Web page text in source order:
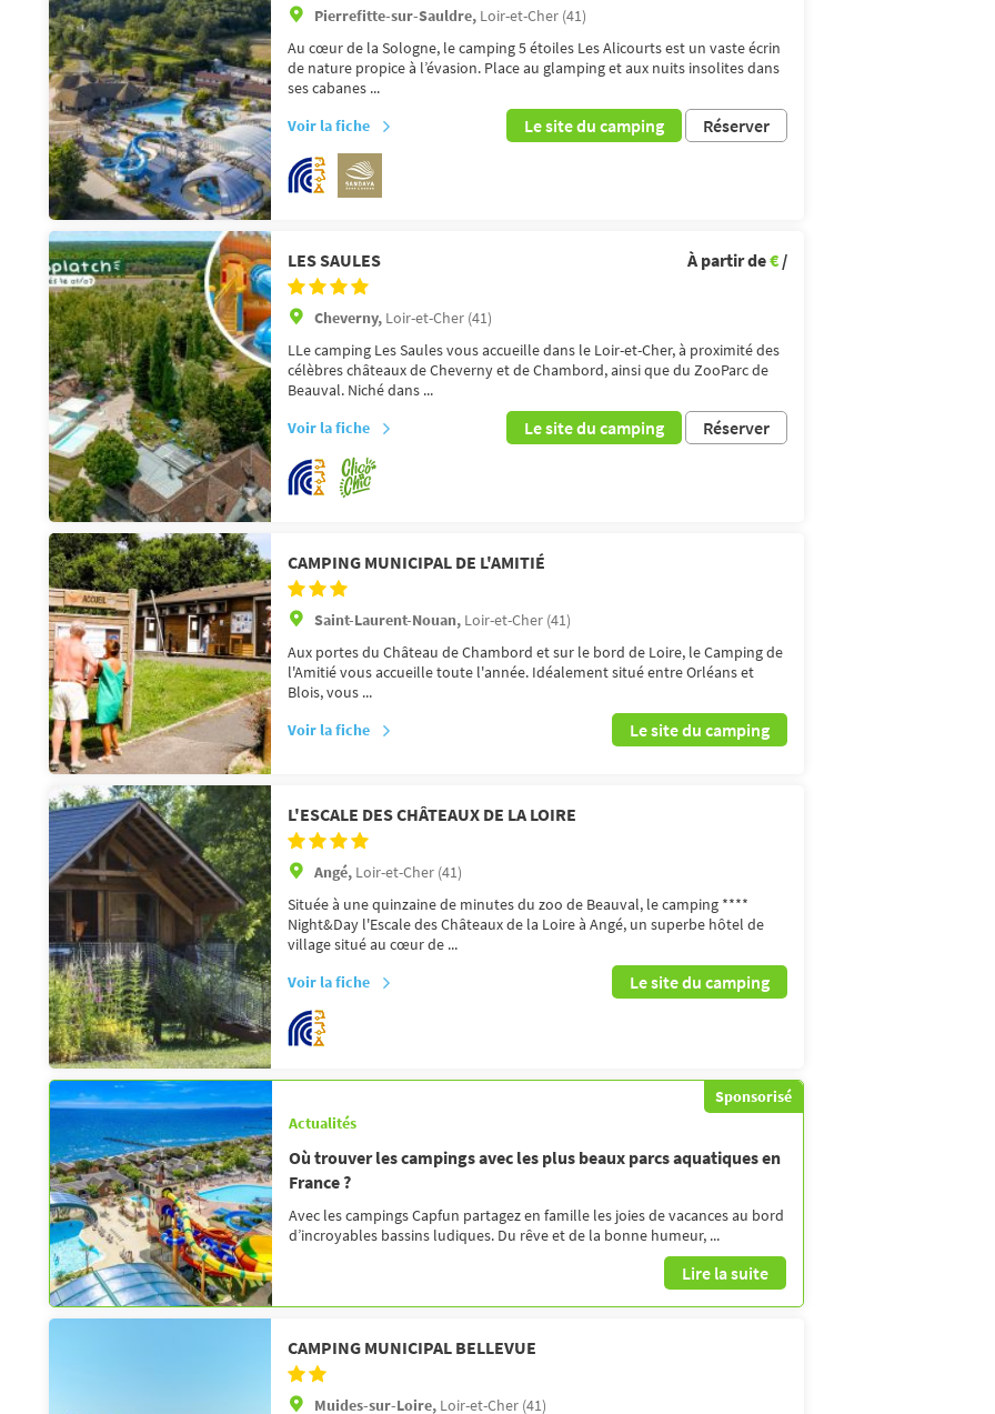
Pierrefitte-sur-Sauldre, Loir-et-Cher (41)
Au cœur de la Sologne, le camping 5 étoiles Les Alicourts est un vaste écrin
de nature propice à l’évasion. Place au glamping et aux nuits insolites dans
ses cabanes ...
Voir la fiche
Le site du camping Réserver
À partir de€ /
LES SAULES
Cheverny, Loir-et-Cher (41)
LLe camping Les Saules vous accueille dans le Loir-et-Cher, à proximité des
célèbres châteaux de Cheverny et de Chambord, ainsi que du ZooParc de
Beauval. Niché dans ...
Voir la fiche
Le site du camping Réserver
CAMPING MUNICIPAL DE L'AMITIÉ
Saint-Laurent-Nouan, Loir-et-Cher (41)
Aux portes du Château de Chambord et sur le bord de Loire, le Camping de
l'Amitié vous accueille toute l'année. Idéalement situé entre Orléans et
Blois, vous ...
Voir la fiche
Le site du camping
L'ESCALE DES CHÂTEAUX DE LA LOIRE
Angé, Loir-et-Cher (41)
Située à une quinzaine de minutes du zoo de Beauval, le camping ****
Night&Day l'Escale des Châteaux de la Loire à Angé, un superbe hôtel de
village situé au cœur de ...
Voir la fiche
Le site du camping
Sponsorisé
Actualités
Où trouver les campings avec les plus beaux parcs aquatiques en
France ?
Avec les campings Capfun partagez en famille les joies de vacances au bord
d’incroyables bassins ludiques. Du rêve et de la bonne humeur, ...
Lire la suite
CAMPING MUNICIPAL BELLEVUE
Muides-sur-Loire, Loir-et-Cher (41)